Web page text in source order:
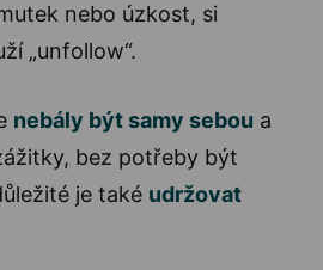
nebo úzkost, si
„unfollow“.
nebály být samy sebou a
bez potřeby být
je také udržovat